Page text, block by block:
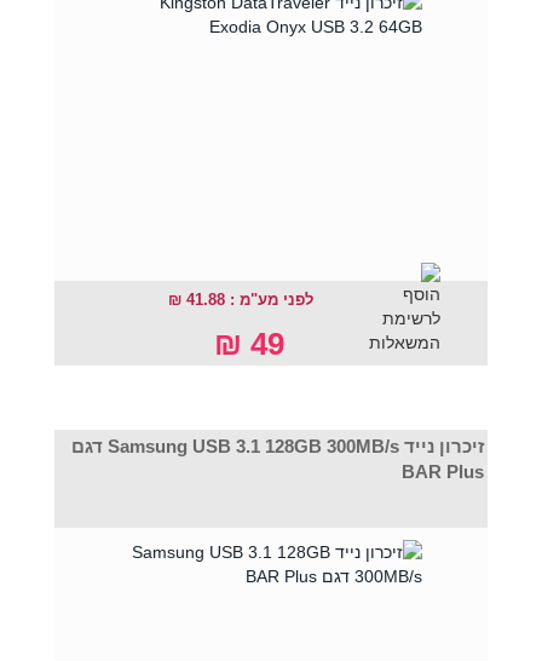
לפני מע"מ : 41.88 ₪
49 ₪
זיכרון נייד Samsung USB 3.1 128GB 300MB/s דגם
BAR Plus